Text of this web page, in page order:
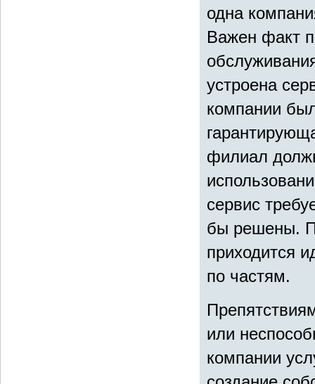
одна
Важен факт
устроена
компании
филиал
сервис
бы решены.
приходится
по частям.
или
компании